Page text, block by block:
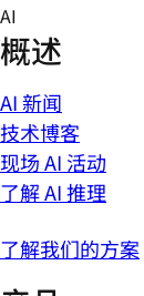
Skip
to
content
AI
概述
AI 新闻
技术博客
现场 AI 活动
了解 AI 推理
了解我们的方案